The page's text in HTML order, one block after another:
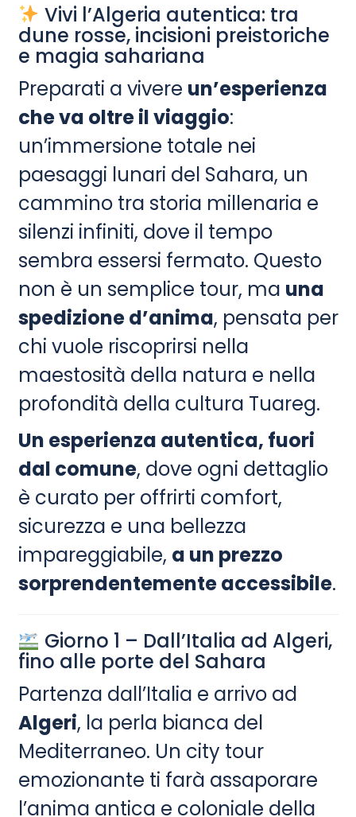
Vivi l’Algeria autentica: tra
dune rosse, incisioni preistoriche
e magia sahariana
Preparati a vivere un’esperienza
che va oltre il viaggio:
un’immersione totale nei
paesaggi lunari del Sahara, un
cammino tra storia millenaria e
silenzi infiniti, dove il tempo
sembra essersi fermato. Questo
non è un semplice tour, ma una
spedizione d’anima, pensata per
chi vuole riscoprirsi nella
maestosità della natura e nella
profondità della cultura Tuareg.
Un esperienza autentica, fuori
dal comune, dove ogni dettaglio
è curato per offrirti comfort,
sicurezza e una bellezza
impareggiabile, a un prezzo
sorprendentemente accessibile.
Giorno 1 – Dall’Italia ad Algeri,
fino alle porte del Sahara
Partenza dall’Italia e arrivo ad
Algeri, la perla bianca del
Mediterraneo. Un city tour
emozionante ti farà assaporare
l’anima antica e coloniale della